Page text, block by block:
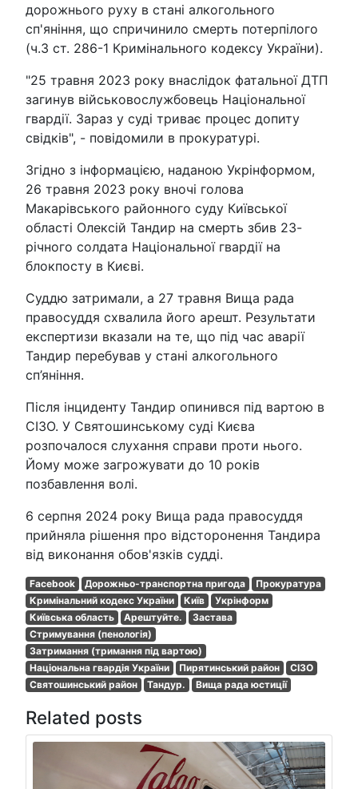
дорожнього руху в стані алкогольного
сп'яніння, що спричинило смерть потерпілого
(ч.3 ст. 286-1 Кримінального кодексу України).
"25 травня 2023 року внаслідок фатальної ДТП
загинув військовослужбовець Національної
гвардії. Зараз у суді триває процес допиту
свідків", - повідомили в прокуратурі.
Згідно з інформацією, наданою Укрінформом,
26 травня 2023 року вночі голова
Макарівського районного суду Київської
області Олексій Тандир на смерть збив 23-
річного солдата Національної гвардії на
блокпосту в Києві.
Суддю затримали, а 27 травня Вища рада
правосуддя схвалила його арешт. Результати
експертизи вказали на те, що під час аварії
Тандир перебував у стані алкогольного
сп’яніння.
Після інциденту Тандир опинився під вартою в
СІЗО. У Святошинському суді Києва
розпочалося слухання справи проти нього.
Йому може загрожувати до 10 років
позбавлення волі.
6 серпня 2024 року Вища рада правосуддя
прийняла рішення про відсторонення Тандира
від виконання обов'язків судді.
Facebook Дорожньо-транспортна пригода
Прокуратура
Кримінальний кодекс України
Київ
Укрінформ
Київська область
Арештуйте.
Застава
Стримування (пенологія)
Затримання (тримання під вартою)
Національна гвардія України
Пирятинський район
СІЗО
Святошинський район
Тандур. Вища рада юстиції
Related posts